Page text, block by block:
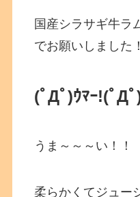
国産シラサギ牛ラ
でお願いしました！
(ﾟДﾟ)ｳﾏｰ!(ﾟДﾟ
うま～～～い！！
柔らかくてジュー